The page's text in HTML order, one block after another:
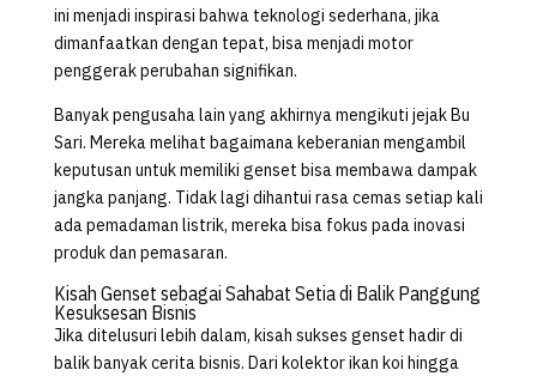
ini menjadi inspirasi bahwa teknologi sederhana, jika
dimanfaatkan dengan tepat, bisa menjadi motor
penggerak perubahan signifikan.
Banyak pengusaha lain yang akhirnya mengikuti jejak Bu
Sari. Mereka melihat bagaimana keberanian mengambil
keputusan untuk memiliki genset bisa membawa dampak
jangka panjang. Tidak lagi dihantui rasa cemas setiap kali
ada pemadaman listrik, mereka bisa fokus pada inovasi
produk dan pemasaran.
Kisah Genset sebagai Sahabat Setia di Balik Panggung
Kesuksesan Bisnis
Jika ditelusuri lebih dalam, kisah sukses genset hadir di
balik banyak cerita bisnis. Dari kolektor ikan koi hingga